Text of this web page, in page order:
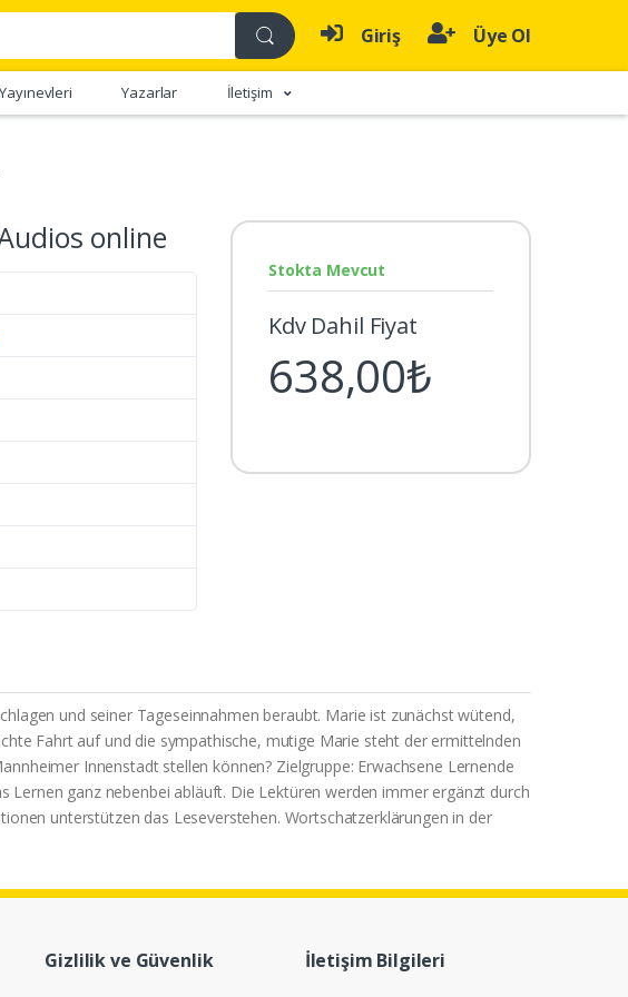
Giriş Üye Ol
Yayınevleri Yazarlar İletişim
online
Stokta Mevcut
Kdv Dahil Fiyat
638,00₺
und seiner Tageseinnahmen beraubt. Marie ist zunächst wütend,
Fahrt auf und die sympathische, mutige Marie steht der ermittelnden
Innenstadt stellen können? Zielgruppe: Erwachsene Lernende
Lernen ganz nebenbei abläuft. Die Lektüren werden immer ergänzt durch
unterstützen das Leseverstehen. Wortschatzerklärungen in der
Gizlilik ve Güvenlik İletişim Bilgileri